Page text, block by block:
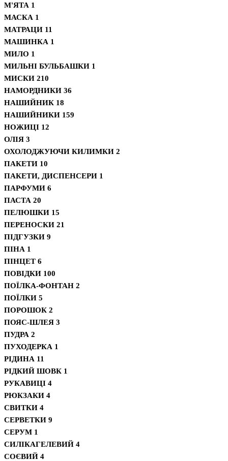
М'ЯТА 1
МАСКА 1
МАТРАЦИ 11
МАШИНКА 1
МИЛО 1
МИЛЬНІ БУЛЬБАШКИ 1
МИСКИ 210
НАМОРДНИКИ 36
НАШИЙНИК 18
НАШИЙНИКИ 159
НОЖИЦІ 12
ОЛІЯ 3
ОХОЛОДЖУЮЧИ КИЛИМКИ 2
ПАКЕТИ 10
ПАКЕТИ, ДИСПЕНСЕРИ 1
ПАРФУМИ 6
ПАСТА 20
ПЕЛЮШКИ 15
ПЕРЕНОСКИ 21
ПІДГУЗКИ 9
ПІНА 1
ПІНЦЕТ 6
ПОВІДКИ 100
ПОЇЛКА-ФОНТАН 2
ПОЇЛКИ 5
ПОРОШОК 2
ПОЯС-ШЛЕЯ 3
ПУДРА 2
ПУХОДЕРКА 1
РІДИНА 11
РІДКИЙ ШОВК 1
РУКАВИЦІ 4
РЮКЗАКИ 4
СВИТКИ 4
СЕРВЕТКИ 9
СЕРУМ 1
СИЛІКАГЕЛЕВИЙ 4
СОЄВИЙ 4